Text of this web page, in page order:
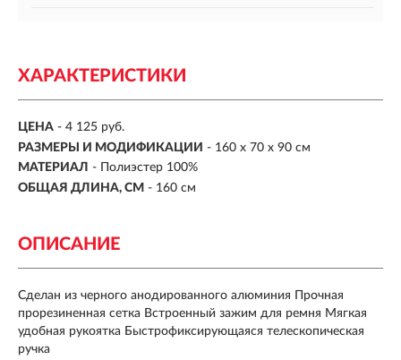
ХАРАКТЕРИСТИКИ
ЦЕНА - 4 125 руб.
РАЗМЕРЫ И МОДИФИКАЦИИ - 160 х 70 х 90 см
МАТЕРИАЛ -
Полиэстер 100%
ОБЩАЯ ДЛИНА, СМ - 160 см
ОПИСАНИЕ
Сделан из черного анодированного алюминия Прочная
прорезиненная сетка Встроенный зажим для ремня Мягкая
удобная рукоятка Быстрофиксирующаяся телескопическая
ручка